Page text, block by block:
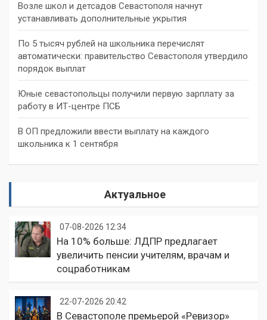
Возле школ и детсадов Севастополя начнут
устанавливать дополнительные укрытия
По 5 тысяч рублей на школьника перечислят
автоматически: правительство Севастополя утвердило
порядок выплат
Юные севастопольцы получили первую зарплату за
работу в ИТ-центре ПСБ
В ОП предложили ввести выплату на каждого
школьника к 1 сентября
Актуальное
07-08-2026 12:34
На 10% больше: ЛДПР предлагает
увеличить пенсии учителям, врачам и
соцработникам
22-07-2026 20:42
В Севастополе премьерой «Ревизор»